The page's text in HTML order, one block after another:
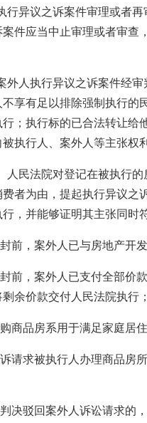
行异议之诉案件审理或者
件应当中止审理或者审查
外人执行异议之诉案件经
不享有足以排除强制执行的
；执行标的已合法转让给
执行人、案外人等主张权
人民法院对登记在被执行
者为由，提起执行异议之
，并能够证明其主张同时
封前，案外人已与房地产开
封前，案外人已支付全部价
余价款交付人民法院执行
购商品房系用于满足家庭居
请求被执行人办理商品房
决驳回案外人诉讼请求的